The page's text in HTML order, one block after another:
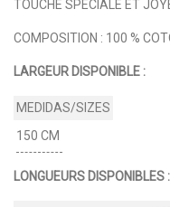
TOUCHE SPÉCIALE ET
COMPOSITION : 100 %
LARGEUR DISPONIBLE :
150 CM
LONGUEURS DISPONIBLES :